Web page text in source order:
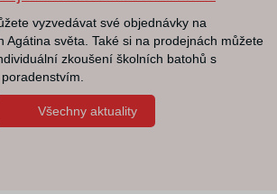
vyzvedávat své objednávky na
Agátina světa. Také si na prodejnách můžete
zkoušení školních batohů s
Všechny aktuality